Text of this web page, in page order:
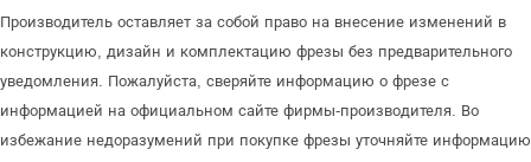
Производитель оставляет за собой право на внесение изменений в
конструкцию, дизайн и комплектацию фрезы без предварительного
уведомления. Пожалуйста, сверяйте информацию о фрезе с
информацией на официальном сайте фирмы-производителя. Во
избежание недоразумений при покупке фрезы уточняйте информацию